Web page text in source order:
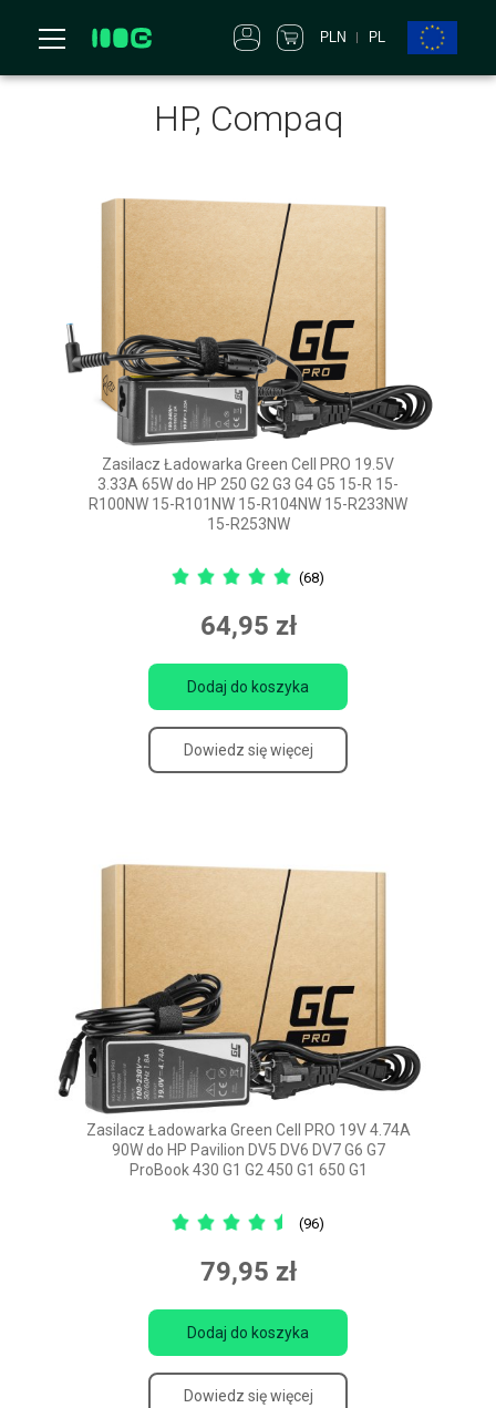
PLN PL
HP, Compaq
Zasilacz Ładowarka Green Cell PRO 19.5V
3.33A 65W do HP 250 G2 G3 G4 G5 15-R 15-
R100NW 15-R101NW 15-R104NW 15-R233NW
15-R253NW
(68)
64,95 zł
Dodaj do koszyka
Dowiedz się więcej
Zasilacz Ładowarka Green Cell PRO 19V 4.74A
90W do HP Pavilion DV5 DV6 DV7 G6 G7
ProBook 430 G1 G2 450 G1 650 G1
(96)
79,95 zł
Dodaj do koszyka
Dowiedz się więcej